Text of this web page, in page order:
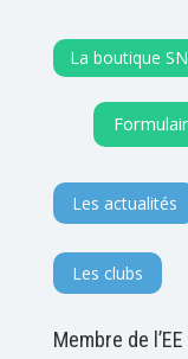
La boutique
Les actualités
Les clubs
Membre de l’EE